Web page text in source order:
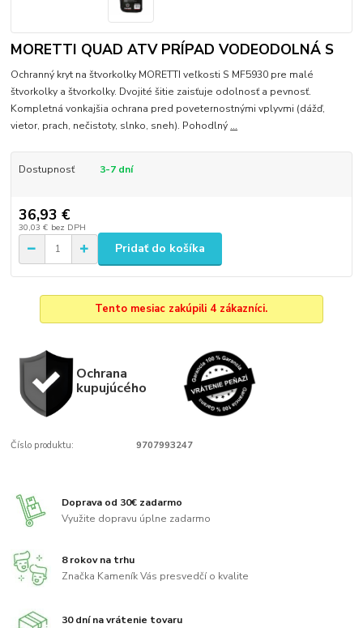
MORETTI QUAD ATV PRÍPAD VODEODOLNÁ S
Ochranný kryt na štvorkolky MORETTI veľkosti S MF5930 pre malé
štvorkolky a štvorkolky. Dvojité šitie zaisťuje odolnosť a pevnosť.
Kompletná vonkajšia ochrana pred poveternostnými vplyvmi (dážď,
vietor, prach, nečistoty, slnko, sneh). Pohodlný ...
Dostupnosť 3-7 dní
36,93 €
30,03 € bez DPH
Pridať do košíka
Tento mesiac zakúpili 4 zákazníci.
Ochrana
kupujúcého
Číslo produktu: 9707993247
Doprava od 30€ zadarmo
Využite dopravu úplne zadarmo
8 rokov na trhu
Značka Kameník Vás presvedčí o kvalite
30 dní na vrátenie tovaru